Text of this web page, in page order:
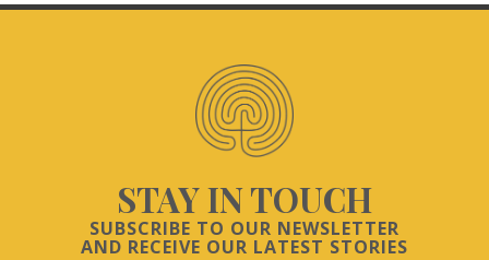
STAY IN TOUCH
SUBSCRIBE TO OUR NEWSLETTER
AND RECEIVE OUR LATEST STORIES